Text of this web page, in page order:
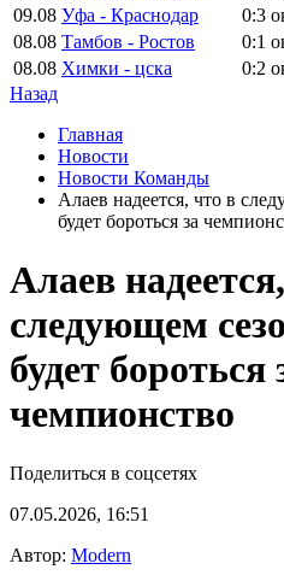
09.08 Уфа - Краснодар 0:3
08.08 Тамбов - Ростов 0:1
08.08 Химки - цска 0:2
Назад
Главная
Новости
Новости Команды
Алаев надеется, что в
будет бороться за
Алаев
следующем
будет бороться
чемпионство
Поделиться в соцсетях
07.05.2026, 16:51
Автор: Modern